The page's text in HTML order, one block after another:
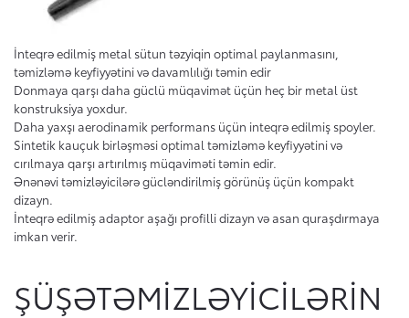
İnteqrə edilmiş metal sütun təzyiqin optimal paylanmasını,
təmizləmə keyfiyyətini və davamlılığı təmin edir
Donmaya qarşı daha güclü müqavimət üçün heç bir metal üst
konstruksiya yoxdur.
Daha yaxşı aerodinamik performans üçün inteqrə edilmiş spoyler.
Sintetik kauçuk birləşməsi optimal təmizləmə keyfiyyətini və
cırılmaya qarşı artırılmış müqaviməti təmin edir.
Ənənəvi təmizləyicilərə gücləndirilmiş görünüş üçün kompakt
dizayn.
İnteqrə edilmiş adaptor aşağı profilli dizayn və asan quraşdırmaya
imkan verir.
ŞÜŞƏTƏMIZLƏYICILƏRIN